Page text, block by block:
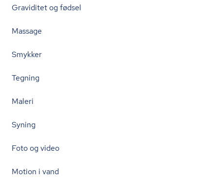
Graviditet og fødsel
Massage
Smykker
Tegning
Maleri
Syning
Foto og video
Motion i vand